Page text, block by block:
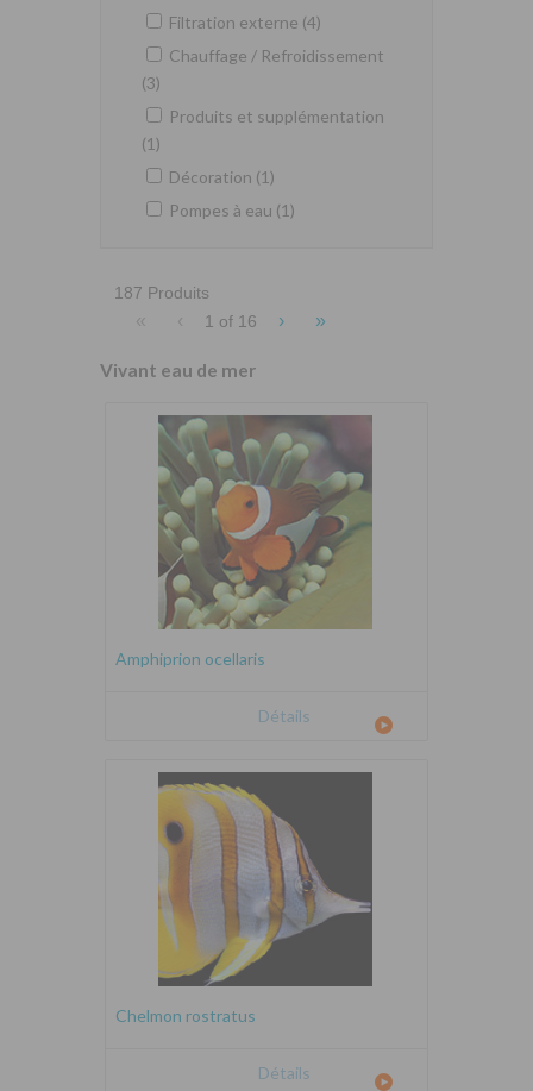
Filtration externe (4)
Chauffage / Refroidissement
(3)
Produits et supplémentation
(1)
Décoration (1)
Pompes à eau (1)
187 Produits
« ‹ 1 of 16 › »
Vivant eau de mer
Amphiprion ocellaris
Détails
Chelmon rostratus
Détails